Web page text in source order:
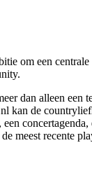
om een centrale
dan alleen een
kan de
meest recente